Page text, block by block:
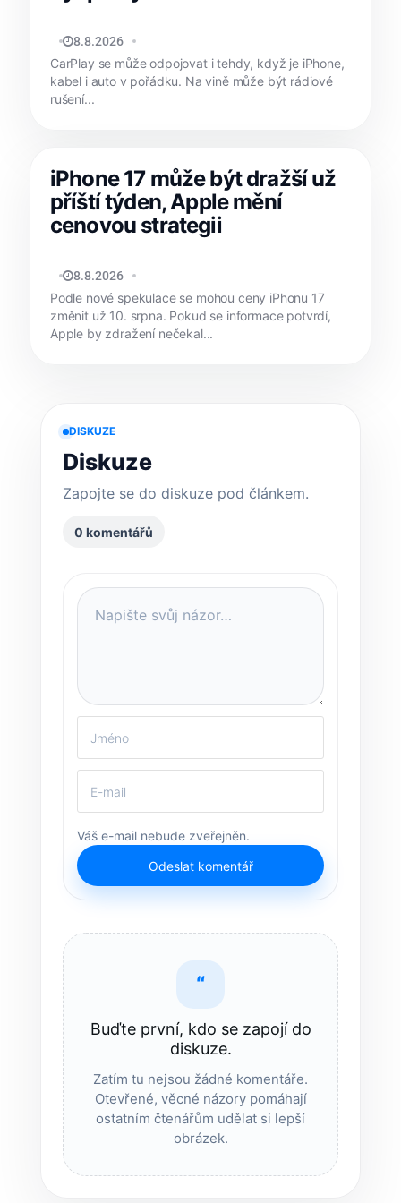
MATYÁŠ KOZÁK
8.8.2026
CarPlay se může odpojovat i tehdy, když je iPhone,
kabel i auto v pořádku. Na vině může být rádiové
rušení...
iPhone 17 může být dražší už
příští týden, Apple mění
cenovou strategii
MATYÁŠ KOZÁK
8.8.2026
Podle nové spekulace se mohou ceny iPhonu 17
změnit už 10. srpna. Pokud se informace potvrdí,
Apple by zdražení nečekal...
DISKUZE
Diskuze
Zapojte se do diskuze pod článkem.
0 komentářů
Váš e-mail nebude zveřejněn.
Odeslat komentář
“
Buďte první, kdo se zapojí do
diskuze.
Zatím tu nejsou žádné komentáře.
Otevřené, věcné názory pomáhají
ostatním čtenářům udělat si lepší
obrázek.